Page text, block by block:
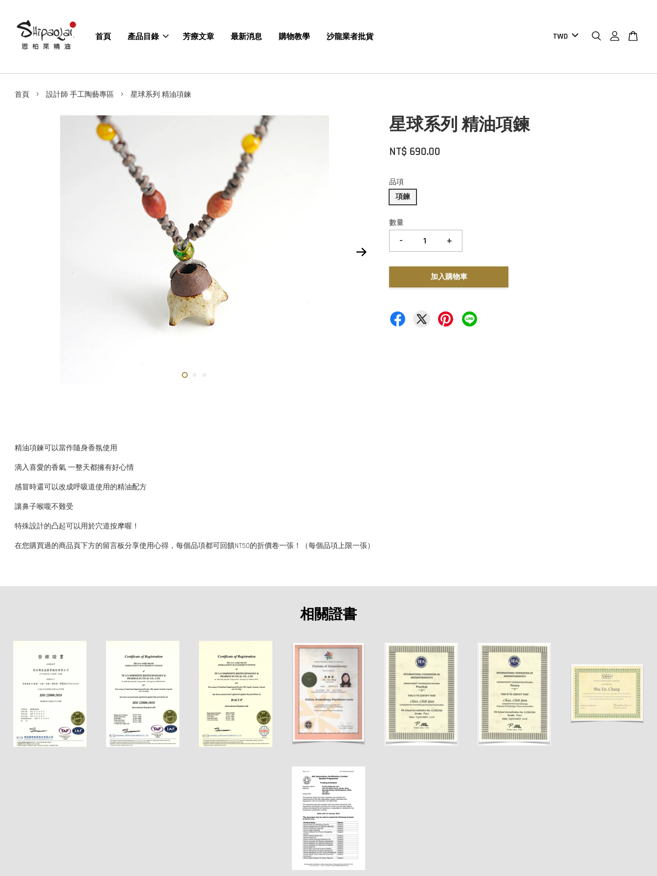
首頁 產品目錄 芳療文章 最新消息 購物教學 沙龍業者批貨
首頁 › 設計師 手工陶藝專區 › 星球系列 精油項鍊
星球系列 精油項鍊
NT$ 690.00
品項
項鍊
數量
- +
加入購物車
精油項鍊可以當作隨身香氛使用
滴入喜愛的香氣 一整天都擁有好心情
感冒時還可以改成呼吸道使用的精油配方
讓鼻子喉嚨不難受
特殊設計的凸起可以用於穴道按摩喔！
在您購買過的商品頁下方的留言板分享使用心得，每個品項都可回饋NT50的折價卷一張！（每個品項上限一張）
相關證書